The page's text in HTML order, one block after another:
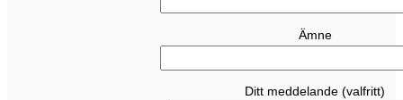
Ämne
Ditt meddelande (valfritt)